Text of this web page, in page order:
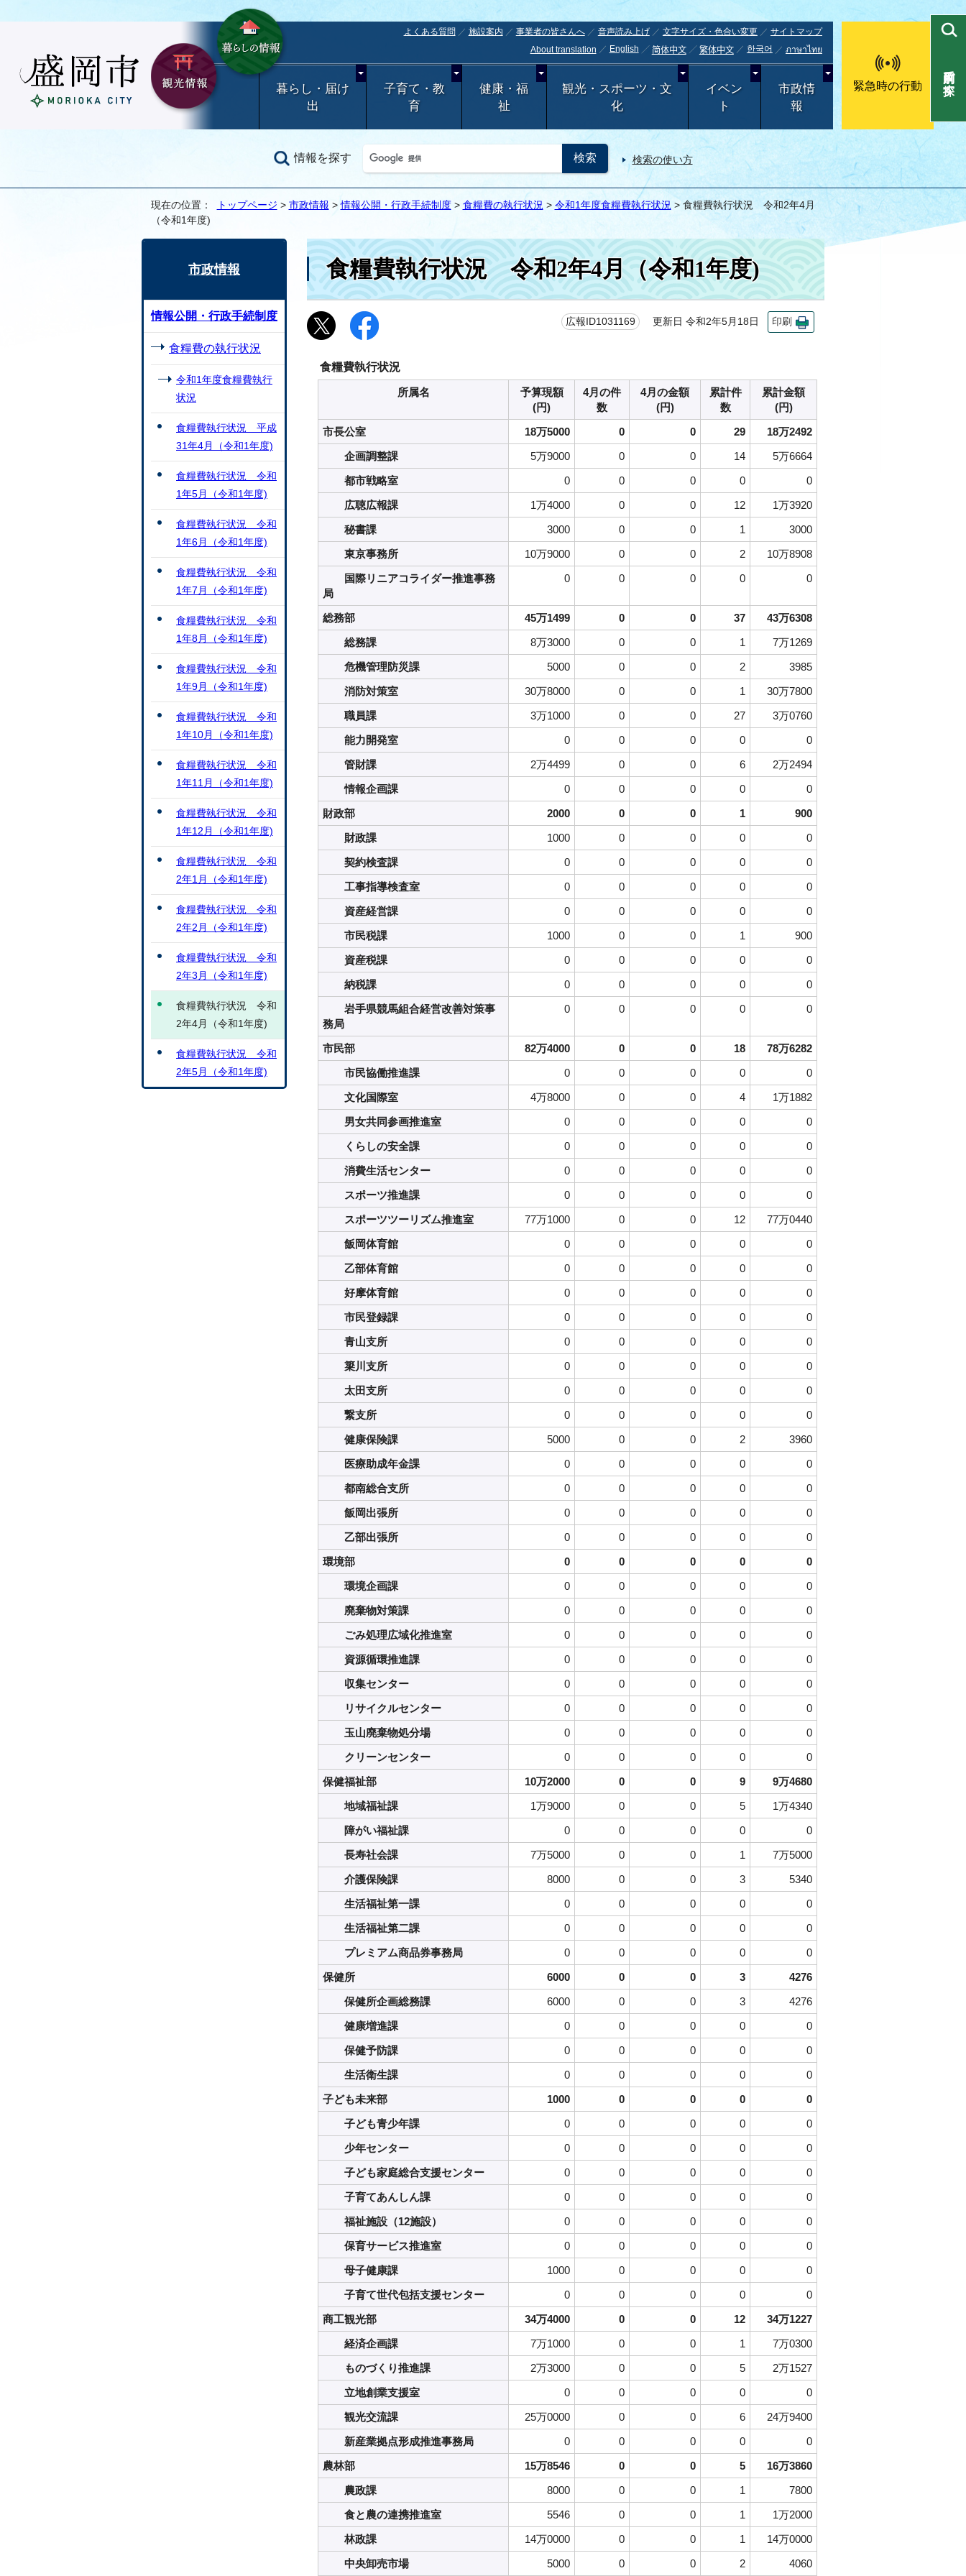
よくある質問 施設案内 事業者の皆さんへ 音声読み上げ 文字サイズ・色合い変更
サイトマップ
About translation
English 简体中文 繁体中文 한국어 ภาษาไทย
暮らし・届け
出
子育て・教
育
健康・福
祉
観光・スポーツ・文
化
イベン
ト
市政情
報
緊急時の行動
情報を探す 検索の使い方
目的別で探す
現在の位置： トップページ > 市政情報 >情報公開・行政手続制度> 食糧費の執行状況 > 令和1年度食糧費執行状況 > 食糧費執行状況 令和2年4月
（令和1年度)
食糧費執行状況 令和2年4月（令和1年度)
広報ID1031169 更新日 令和2年5月18日 印刷
食糧費執行状況
所属名
予算現額
(円)
4月の件
数
4月の金額
(円)
累計件
数
累計金額
(円)
市長公室
18万5000 0 0 29
18万2492
企画調整課
5万9000 0 0 14
5万6664
都市戦略室
0 0 0 0
0
広聴広報課
1万4000 0 0 12
1万3920
秘書課
3000 0 0 1
3000
東京事務所
10万9000 0 0 2
10万8908
国際リニアコライダー推進事務
局
0 0 0 0 0
総務部 45万1499 0 0 37
43万6308
総務課
8万3000 0 0 1
7万1269
危機管理防災課
5000 0 0 2
3985
消防対策室
30万8000 0 0 1
30万7800
職員課
3万1000 0 0 27
3万0760
能力開発室
0 0 0 0
0
管財課
2万4499 0 0 6
2万2494
情報企画課
0 0 0 0
0
財政部
2000 0 0 1
900
財政課
1000 0 0 0
0
契約検査課
0 0 0 0
0
工事指導検査室
0 0 0 0
0
資産経営課
0 0 0 0
0
市民税課
1000 0 0 1
900
資産税課
0 0 0 0
0
納税課
0 0 0 0
0
岩手県競馬組合経営改善対策事
務局
0 0 0 0 0
市民部 82万4000 0 0 18
78万6282
市民協働推進課
0 0 0 0
0
文化国際室
4万8000 0 0 4
1万1882
男女共同参画推進室
0 0 0 0
0
くらしの安全課
0 0 0 0
0
消費生活センター
0 0 0 0
0
スポーツ推進課
0 0 0 0
0
スポーツツーリズム推進室
77万1000 0 0 12
77万0440
飯岡体育館
0 0 0 0
0
乙部体育館
0 0 0 0
0
好摩体育館
0 0 0 0
0
市民登録課
0 0 0 0
0
青山支所
0 0 0 0
0
簗川支所
0 0 0 0
0
太田支所
0 0 0 0
0
繋支所
0 0 0 0
0
健康保険課
5000 0 0 2
3960
医療助成年金課
0 0 0 0
0
都南総合支所
0 0 0 0
0
飯岡出張所
0 0 0 0
0
乙部出張所
0 0 0 0
0
環境部
0 0 0 0
0
環境企画課
0 0 0 0
0
廃棄物対策課
0 0 0 0
0
ごみ処理広域化推進室
0 0 0 0
0
資源循環推進課
0 0 0 0
0
収集センター
0 0 0 0
0
リサイクルセンター
0 0 0 0
0
玉山廃棄物処分場
0 0 0 0
0
クリーンセンター
0 0 0 0
0
保健福祉部
10万2000 0 0 9
9万4680
地域福祉課
1万9000 0 0 5
1万4340
障がい福祉課
0 0 0 0
0
長寿社会課
7万5000 0 0 1
7万5000
介護保険課
8000 0 0 3
5340
生活福祉第一課
0 0 0 0
0
生活福祉第二課
0 0 0 0
0
プレミアム商品券事務局
0 0 0 0
0
保健所
6000 0 0 3
4276
保健所企画総務課
6000 0 0 3
4276
健康増進課
0 0 0 0
0
保健予防課
0 0 0 0
0
生活衛生課
0 0 0 0
0
子ども未来部
1000 0 0 0
0
子ども青少年課
0 0 0 0
0
少年センター
0 0 0 0
0
子ども家庭総合支援センター
0 0 0 0
0
子育てあんしん課
0 0 0 0
0
福祉施設（12施設）
0 0 0 0
0
保育サービス推進室
0 0 0 0
0
母子健康課
1000 0 0 0
0
子育て世代包括支援センター
0 0 0 0
0
商工観光部
34万4000 0 0 12
34万1227
経済企画課
7万1000 0 0 1
7万0300
ものづくり推進課
2万3000 0 0 5
2万1527
立地創業支援室
0 0 0 0
0
観光交流課
25万0000 0 0 6
24万9400
新産業拠点形成推進事務局
0 0 0 0
0
農林部
15万8546 0 0 5
16万3860
農政課
8000 0 0 1
7800
食と農の連携推進室
5546 0 0 1
1万2000
林政課
14万0000 0 0 1
14万0000
中央卸売市場
5000 0 0 2 4060
市政情報
情報公開・行政手続制度
食糧費の執行状況
令和1年度食糧費執行
状況
食糧費執行状況 平成
31年4月（令和1年度)
食糧費執行状況 令和
1年5月（令和1年度)
食糧費執行状況 令和
1年6月（令和1年度)
食糧費執行状況 令和
1年7月（令和1年度)
食糧費執行状況 令和
1年8月（令和1年度)
食糧費執行状況 令和
1年9月（令和1年度)
食糧費執行状況 令和
1年10月（令和1年度)
食糧費執行状況 令和
1年11月（令和1年度)
食糧費執行状況 令和
1年12月（令和1年度)
食糧費執行状況 令和
2年1月（令和1年度)
食糧費執行状況 令和
2年2月（令和1年度)
食糧費執行状況 令和
2年3月（令和1年度)
食糧費執行状況 令和
2年4月（令和1年度)
食糧費執行状況 令和
2年5月（令和1年度)